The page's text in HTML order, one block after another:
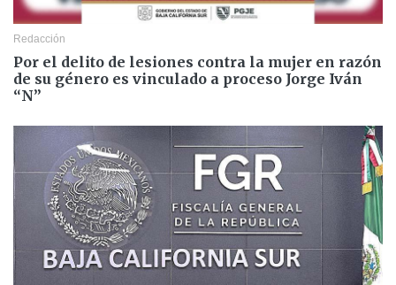
Redacción
Por el delito de lesiones contra la mujer en razón
de su género es vinculado a proceso Jorge Iván
“N”